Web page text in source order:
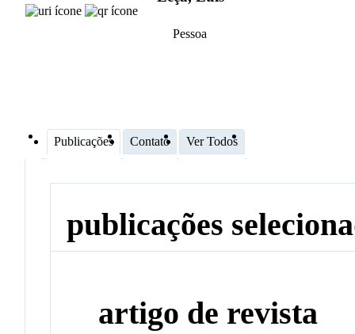
Pessoa
Publicações Contato Ver Todos
publicações
artigo de revista